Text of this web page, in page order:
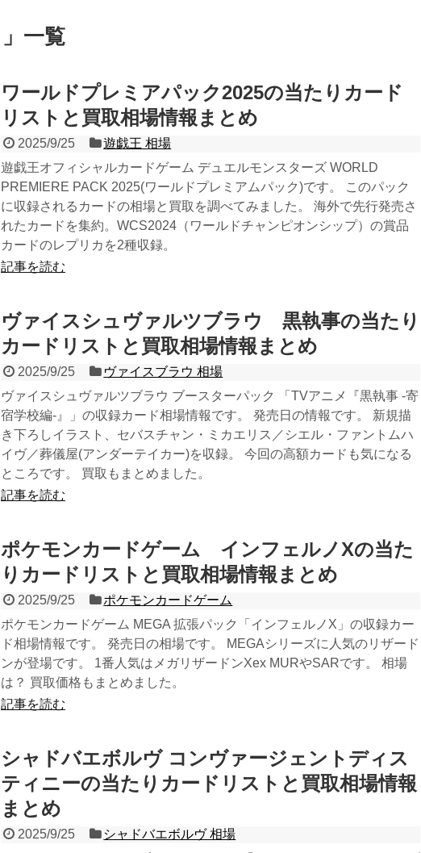
」 一覧
ワールドプレミアパック2025の当たりカード
リストと買取相場情報まとめ
2025/9/25
遊戯王 相場
遊戯王オフィシャルカードゲーム デュエルモンスターズ WORLD
PREMIERE PACK 2025(ワールドプレミアムパック)です。 このパック
に収録されるカードの相場と買取を調べてみました。 海外で先行発売さ
れたカードを集約。WCS2024（ワールドチャンピオンシップ）の賞品
カードのレプリカを2種収録。
記事を読む
ヴァイスシュヴァルツブラウ 黒執事の当たり
カードリストと買取相場情報まとめ
2025/9/25
ヴァイスブラウ 相場
ヴァイスシュヴァルツブラウ ブースターパック 「TVアニメ『黒執事 -寄
宿学校編-』」の収録カード相場情報です。 発売日の情報です。 新規描
き下ろしイラスト、セバスチャン・ミカエリス／シエル・ファントムハ
イヴ／葬儀屋(アンダーテイカー)を収録。 今回の高額カードも気になる
ところです。 買取もまとめました。
記事を読む
ポケモンカードゲーム インフェルノXの当た
りカードリストと買取相場情報まとめ
2025/9/25
ポケモンカードゲーム
ポケモンカードゲーム MEGA 拡張パック「インフェルノX」の収録カー
ド相場情報です。 発売日の相場です。 MEGAシリーズに人気のリザード
ンが登場です。 1番人気はメガリザードンXex MURやSARです。 相場
は？ 買取価格もまとめました。
記事を読む
シャドバエボルヴ コンヴァージェントディス
ティニーの当たりカードリストと買取相場情報
まとめ
2025/9/25
シャドバエボルヴ 相場